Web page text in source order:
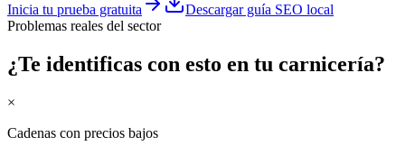
Inicia tu prueba gratuita
Descargar guía SEO local
Problemas reales del sector
¿Te identificas con esto en tu carnicería?
×
Cadenas con precios bajos